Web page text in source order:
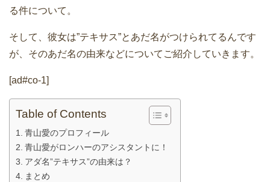
る件について。
そして、彼女は”テキサス”とあだ名がつけられてるんです
が、そのあだ名の由来などについてご紹介していきます。
[ad#co-1]
Table of Contents
青山愛のプロフィール
青山愛がロンハーのアシスタントに！
アダ名”テキサス”の由来は？
まとめ